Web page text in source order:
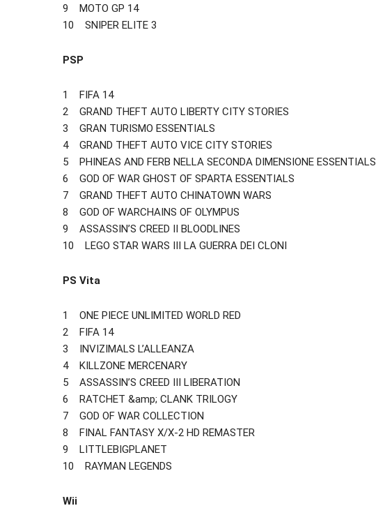
9 MOTO GP 14
10 SNIPER ELITE 3
PSP
1 FIFA 14
2 GRAND THEFT AUTO LIBERTY CITY STORIES
3 GRAN TURISMO ESSENTIALS
4 GRAND THEFT AUTO VICE CITY STORIES
5 PHINEAS AND FERB NELLA SECONDA DIMENSIONE ESSENTIALS
6 GOD OF WAR GHOST OF SPARTA ESSENTIALS
7 GRAND THEFT AUTO CHINATOWN WARS
8 GOD OF WARCHAINS OF OLYMPUS
9 ASSASSIN’S CREED II BLOODLINES
10 LEGO STAR WARS III LA GUERRA DEI CLONI
PS Vita
1 ONE PIECE UNLIMITED WORLD RED
2 FIFA 14
3 INVIZIMALS L’ALLEANZA
4 KILLZONE MERCENARY
5 ASSASSIN’S CREED III LIBERATION
6 RATCHET &amp; CLANK TRILOGY
7 GOD OF WAR COLLECTION
8 FINAL FANTASY X/X-2 HD REMASTER
9 LITTLEBIGPLANET
10 RAYMAN LEGENDS
Wii